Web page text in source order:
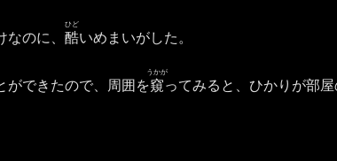
のに、 酷
ひど
いめまいがした。
できたので、周囲を窺
うかが
ってみると、ひかりが部